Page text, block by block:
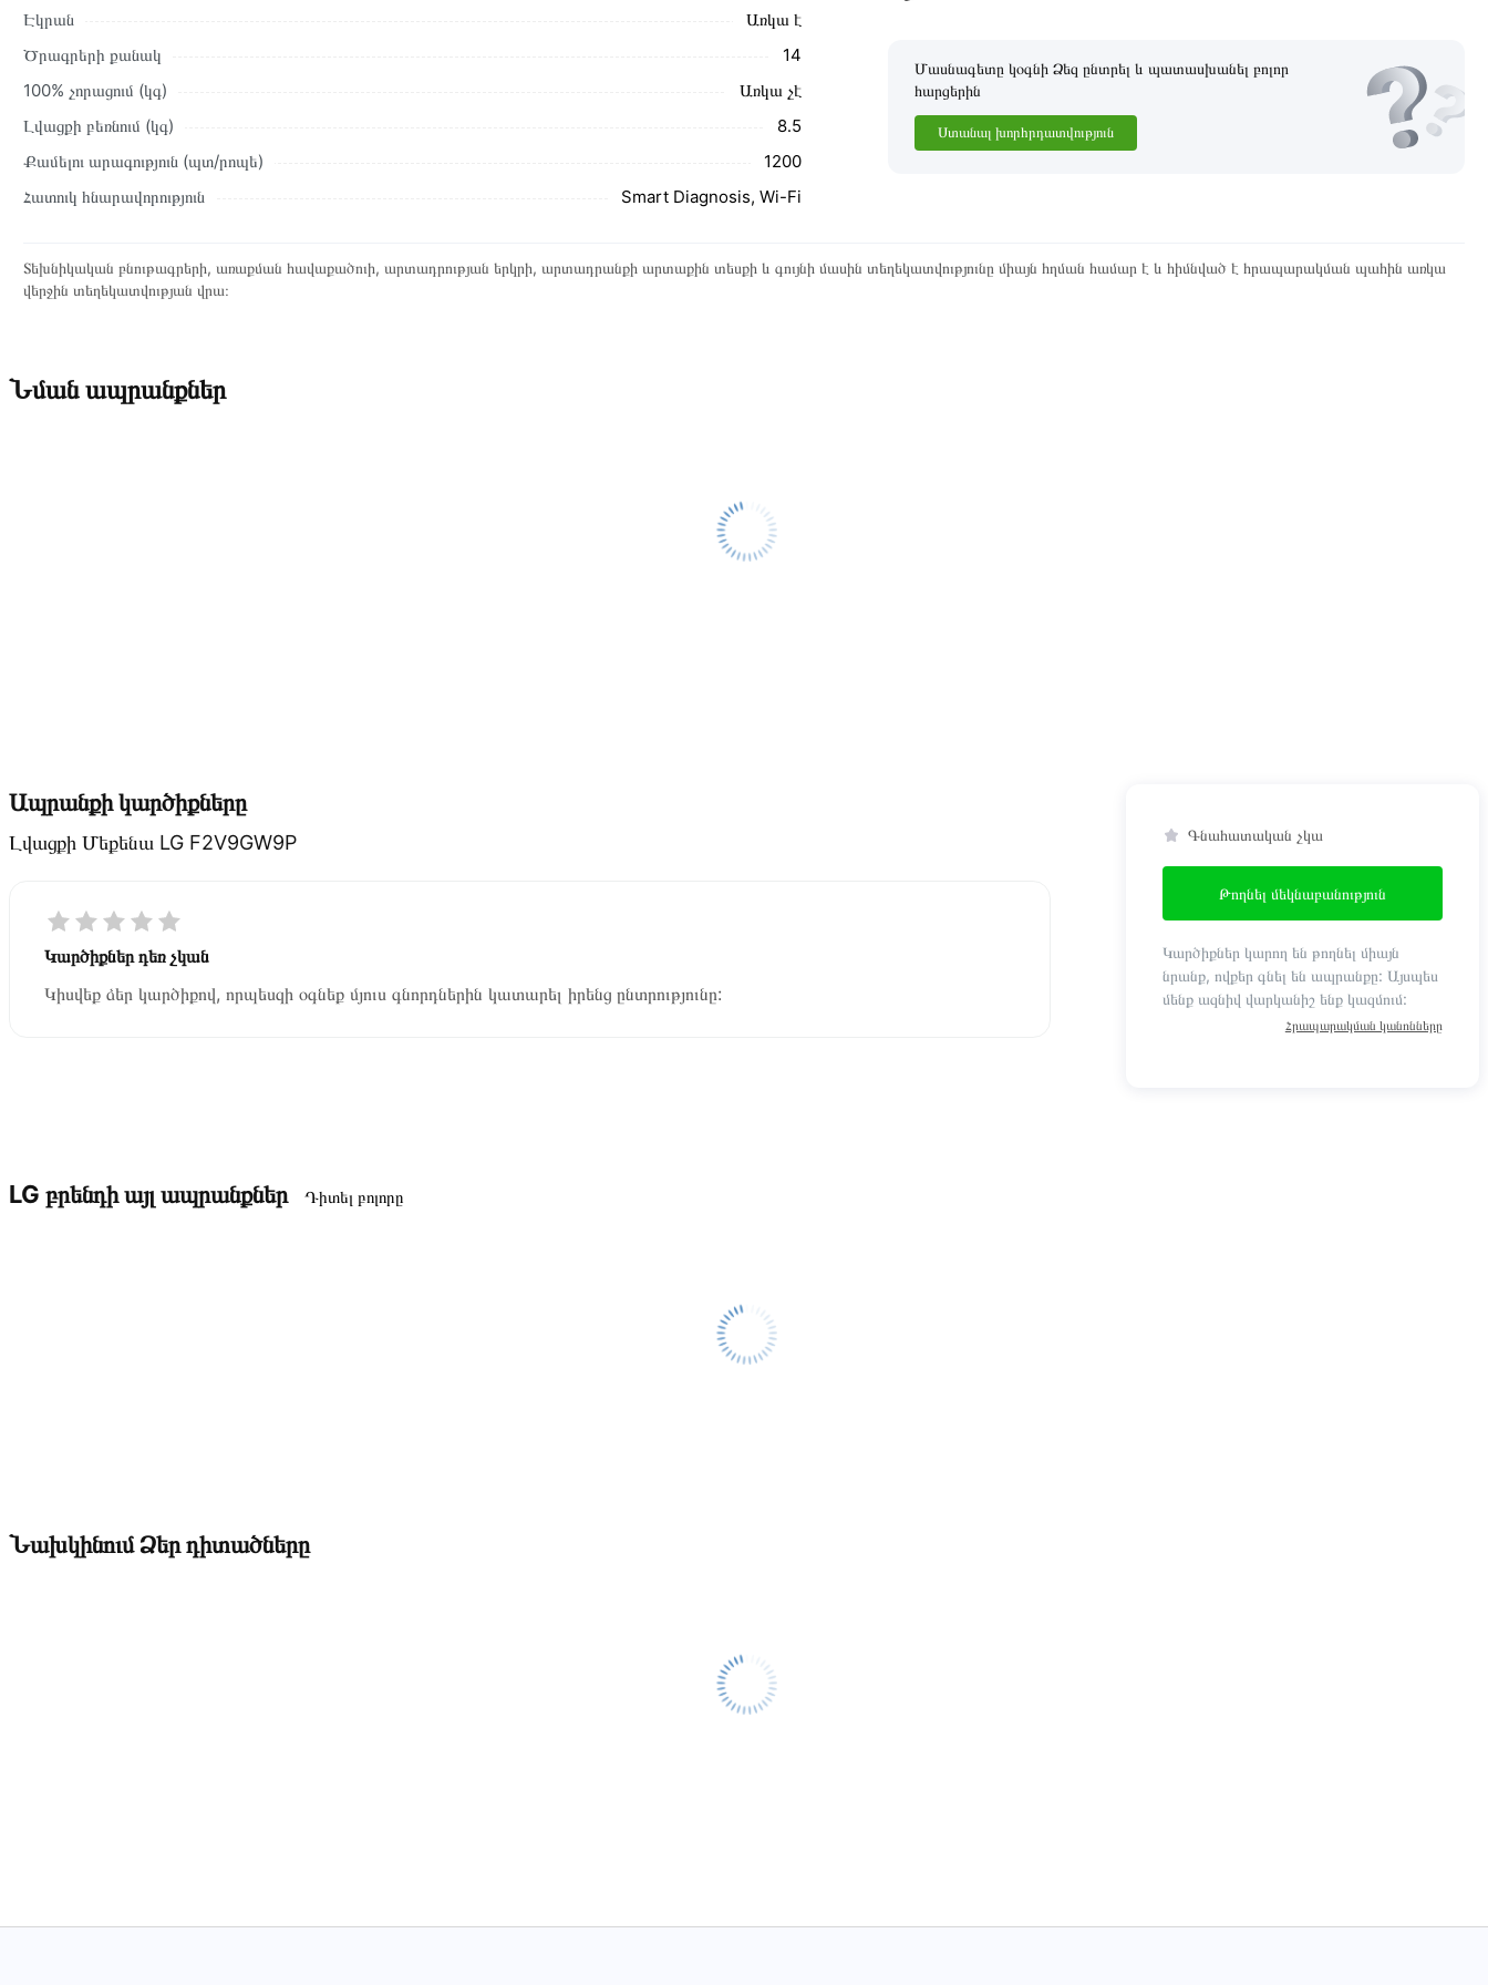
Էկրան
Առկա է
Ծրագրերի քանակ
14
100% չորացում (կգ)
Առկա չէ
Լվացքի բեռնում (կգ)
8․5
Քամելու արագություն (պտ/րոպե)
1200
Հատուկ հնարավորություն
Smart Diagnosis, Wi-Fi
Մասնագետը կօգնի Ձեզ ընտրել և պատասխանել բոլոր
հարցերին
Ստանալ խորհրդատվություն
Տեխնիկական բնութագրերի, առաքման հավաքածուի, արտադրության երկրի, արտադրանքի արտաքին տեսքի և գույնի մասին տեղեկատվությունը միայն հղման համար է և հիմնված է հրապարակման պահին առկա
վերջին տեղեկատվության վրա։
Նման ապրանքներ
Ապրանքի կարծիքները
Լվացքի Մեքենա LG F2V9GW9P
Կարծիքներ դեռ չկան
Կիսվեք ձեր կարծիքով, որպեսզի օգնեք մյուս գնորդներին կատարել իրենց ընտրությունը:
Գնահատական չկա
Թողնել մեկնաբանություն
Կարծիքներ կարող են թողնել միայն
նրանք, ովքեր գնել են ապրանքը: Այսպես
մենք ազնիվ վարկանիշ ենք կազմում:
Հրապարակման կանոնները
LG բրենդի այլ ապրանքներ Դիտել բոլորը
Նախկինում Ձեր դիտածները